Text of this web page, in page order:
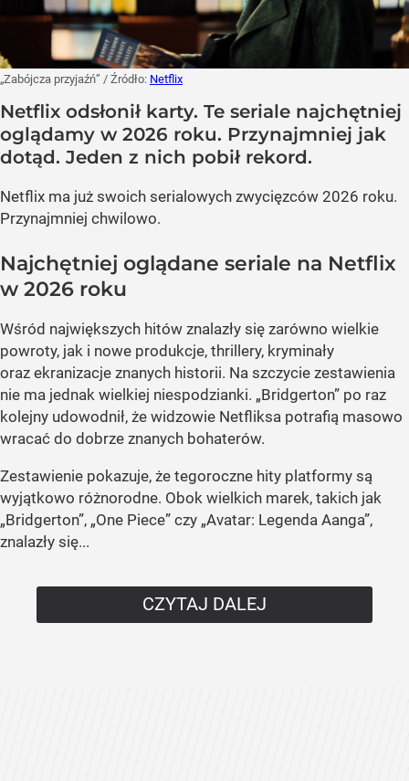
„Zabójcza przyjaźń” / Źródło: Netflix
Netflix odsłonił karty. Te seriale najchętniej
oglądamy w 2026 roku. Przynajmniej jak
dotąd. Jeden z nich pobił rekord.
Netflix ma już swoich serialowych zwycięzców 2026 roku.
Przynajmniej chwilowo.
Najchętniej oglądane seriale na Netflix
w 2026 roku
Wśród największych hitów znalazły się zarówno wielkie
powroty, jak i nowe produkcje, thrillery, kryminały
oraz ekranizacje znanych historii. Na szczycie zestawienia
nie ma jednak wielkiej niespodzianki. „Bridgerton” po raz
kolejny udowodnił, że widzowie Netfliksa potrafią masowo
wracać do dobrze znanych bohaterów.
Zestawienie pokazuje, że tegoroczne hity platformy są
wyjątkowo różnorodne. Obok wielkich marek, takich jak
„Bridgerton”, „One Piece” czy „Avatar: Legenda Aanga”,
znalazły się...
CZYTAJ DALEJ